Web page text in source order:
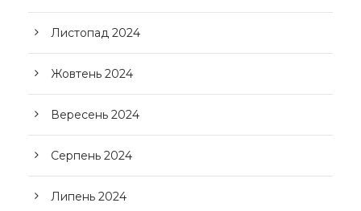
Листопад 2024
Жовтень 2024
Вересень 2024
Серпень 2024
Липень 2024